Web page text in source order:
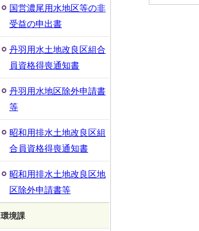
国営濃尾用水地区等の非
受益の申出書
丹羽用水土地改良区組合
員資格得喪通知書
丹羽用水地区除外申請書
等
昭和用排水土地改良区組
合員資格得喪通知書
昭和用排水土地改良区地
区除外申請書等
環境課